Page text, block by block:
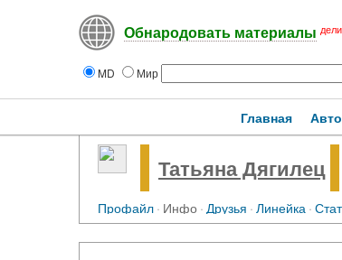
Обнародовать материалы
MD Мир
Главная
Татьяна Дягилец
Профайл· Инфо· Друзья ·Линейка ·